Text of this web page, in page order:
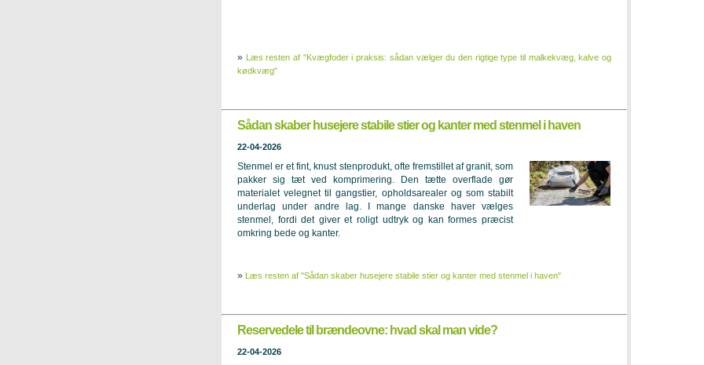
» Læs resten af "Kvægfoder i praksis: sådan vælger du den rigtige type til malkekvæg, kalve og
kødkvæg"
Sådan skaber husejere stabile stier og kanter med stenmel i haven
22-04-2026
Stenmel er et fint, knust stenprodukt, ofte fremstillet af granit, som
pakker sig tæt ved komprimering. Den tætte overflade gør
materialet velegnet til gangstier, opholdsarealer og som stabilt
underlag under andre lag. I mange danske haver vælges
stenmel, fordi det giver et roligt udtryk og kan formes præcist
omkring bede og kanter.
» Læs resten af "Sådan skaber husejere stabile stier og kanter med stenmel i haven"
Reservedele til brændeovne: hvad skal man vide?
22-04-2026